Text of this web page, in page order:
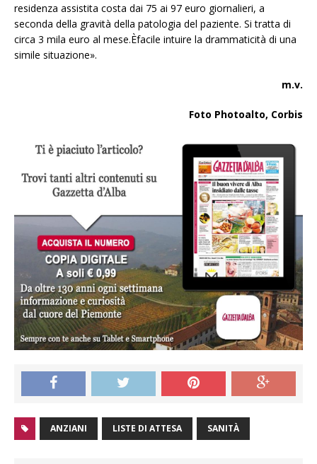
residenza assistita costa dai 75 ai 97 euro giornalieri, a
seconda della gravità della patologia del paziente. Si tratta di
circa 3 mila euro al mese.Èfacile intuire la drammaticità di una
simile situazione».
m.v.
Foto Photoalto, Corbis
ANZIANI LISTE DI ATTESA SANITÀ